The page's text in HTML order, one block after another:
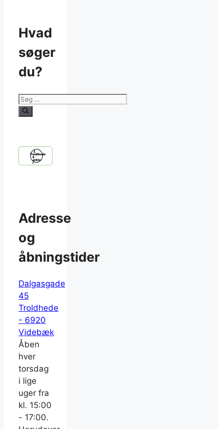
Hvad
søger
du?
Søg
efter:
Adresse
og
åbningstider
Dalgasgade
45
Troldhede
- 6920
Videbæk
Åben
hver
torsdag
i lige
uger fra
kl. 15:00
- 17:00.